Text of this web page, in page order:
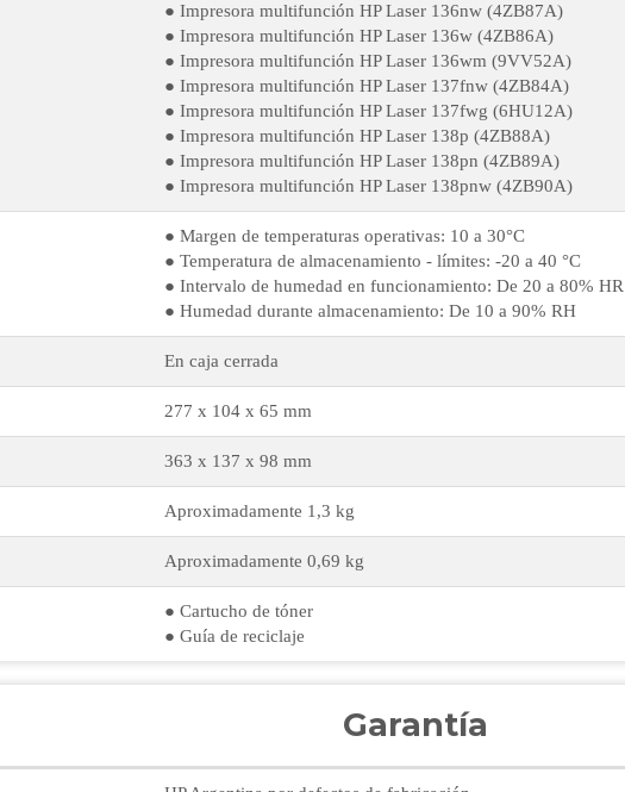
● Impresora multifunción HP Laser 136nw (4ZB87A)
● Impresora multifunción HP Laser 136w (4ZB86A)
● Impresora multifunción HP Laser 136wm (9VV52A)
● Impresora multifunción HP Laser 137fnw (4ZB84A)
● Impresora multifunción HP Laser 137fwg (6HU12A)
● Impresora multifunción HP Laser 138p (4ZB88A)
● Impresora multifunción HP Laser 138pn (4ZB89A)
● Impresora multifunción HP Laser 138pnw (4ZB90A)
● Margen de temperaturas operativas: 10 a 30°C
● Temperatura de almacenamiento - límites: -20 a 40 °C
● Intervalo de humedad en funcionamiento: De 20 a 80% HR
● Humedad durante almacenamiento: De 10 a 90% RH
En caja cerrada
277 x 104 x 65 mm
363 x 137 x 98 mm
Aproximadamente 1,3 kg
Aproximadamente 0,69 kg
● Cartucho de tóner
● Guía de reciclaje
Garantía